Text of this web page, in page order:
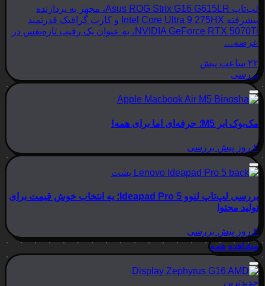
لپ‌تاپ Asus ROG Strix G16 G615LR، مجهز به پردازنده
پیشرفته Intel Core Ultra 9 275HX و کارت گرافیک قدرتمند
NVIDIA GeForce RTX 5070Ti، به عنوان یک رقیب تازه‌نفس در
عرصه…
۲۲ ساعت پیش
بررسی
مک‌بوک ایر M5؛ حرفه‌ای اما برای همه!
۲ روز پیش بررسی
بررسی لپ‌تاپ لنوو Ideapad Pro 5؛ یه انتخاب خوش قیمت برای
تولید محتوا
۳ روز پیش
بررسی
مشاهده همه
جدیدترین